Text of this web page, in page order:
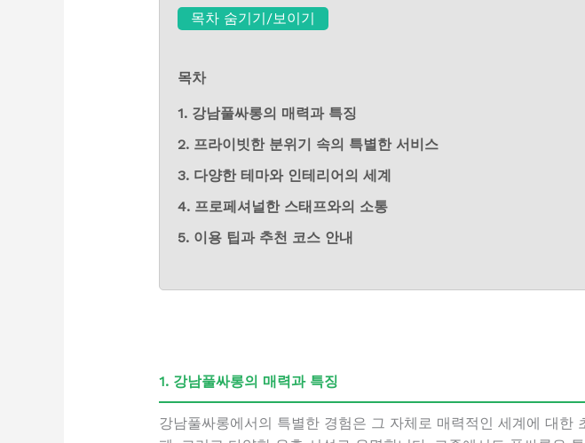
목차 숨기기/보이기
목차
1. 강남풀싸롱의 매력과 특징
2. 프라이빗한 분위기 속의 특별한 서비스
3. 다양한 테마와 인테리어의 세계
4. 프로페셔널한 스태프와의 소통
5. 이용 팁과 추천 코스 안내
1. 강남풀싸롱의 매력과 특징
강남풀싸롱에서의 특별한 경험은 그 자체로 매력적인 세계에 대